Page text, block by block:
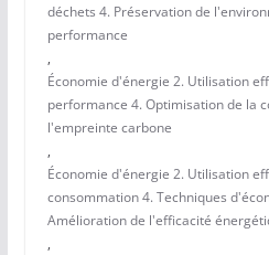
déchets 4. Préservation de
performance
,
Économie d'énergie 2. Utilisation
performance 4. Optimisation de la
l'empreinte carbone
,
Économie d'énergie 2. Utilisation
consommation 4. Techniques
Amélioration de l'efficacité
,